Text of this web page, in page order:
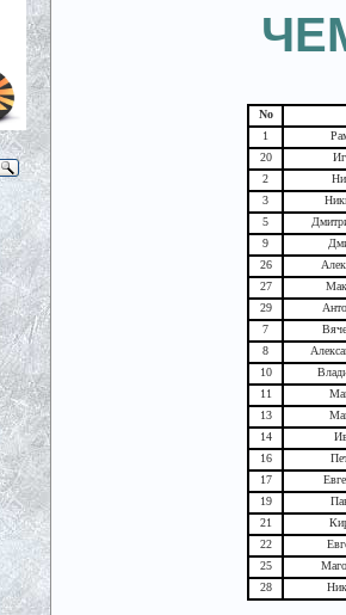
No
1
20
2
3
5
9
26
27
29
7
8
10
11
13
14
16
17
19
21
22
25
28